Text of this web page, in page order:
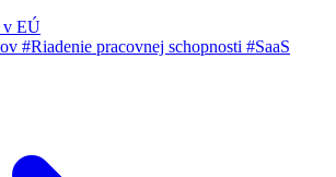
v EÚ
#Riadenie pracovnej schopnosti #SaaS